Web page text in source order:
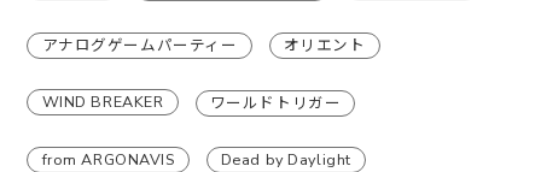
アナログゲームパーティー オリエント
WIND BREAKER ワールドトリガー
from ARGONAVIS Dead by Daylight